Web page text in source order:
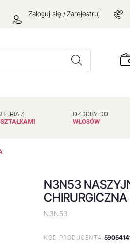
Zaloguj się / Zarejestruj
Wyszukaj
Z
OZDOBY DO
WŁOSÓW
N3N53
CHIRURGICZNA
N3N53
KOD PRODUCENTA: